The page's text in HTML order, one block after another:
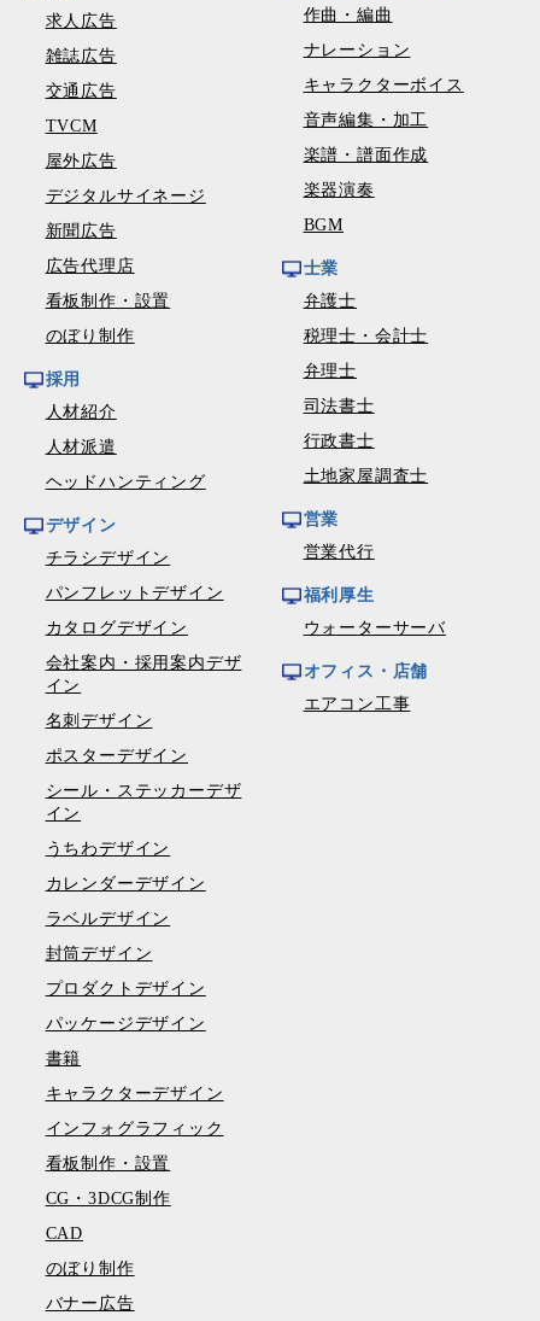
求人広告
雑誌広告
交通広告
TVCM
屋外広告
デジタルサイネージ
新聞広告
広告代理店
看板制作・設置
のぼり制作
採用
人材紹介
人材派遣
ヘッドハンティング
デザイン
チラシデザイン
パンフレットデザイン
カタログデザイン
会社案内・採用案内デザ
イン
名刺デザイン
ポスターデザイン
シール・ステッカーデザ
イン
うちわデザイン
カレンダーデザイン
ラベルデザイン
封筒デザイン
プロダクトデザイン
パッケージデザイン
書籍
キャラクターデザイン
インフォグラフィック
看板制作・設置
CG・3DCG制作
CAD
のぼり制作
バナー広告
作曲・編曲
ナレーション
キャラクターボイス
音声編集・加工
楽譜・譜面作成
楽器演奏
BGM
士業
弁護士
税理士・会計士
弁理士
司法書士
行政書士
土地家屋調査士
営業
営業代行
福利厚生
ウォーターサーバ
オフィス・店舗
エアコン工事